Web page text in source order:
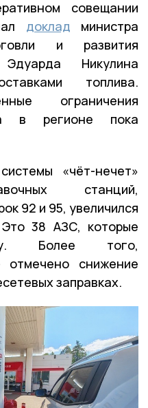
совещании
доклад министра
и развития
Эдуарда Никулина
топлива.
ограничения
в регионе пока
«чёт-нечет»
станций,
92 и 95, увеличился
38 АЗС, которые
Более того,
снижение
заправках.